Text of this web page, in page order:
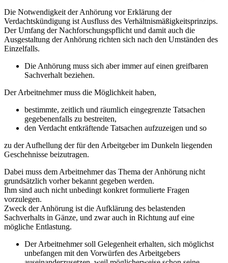
Die Notwendigkeit der Anhörung vor Erklärung der
Verdachtskündigung ist Ausfluss des Verhältnismäßigkeitsprinzips.
Der Umfang der Nachforschungspflicht und damit auch die
Ausgestaltung der Anhörung richten sich nach den Umständen des
Einzelfalls.
Die Anhörung muss sich aber immer auf einen greifbaren
Sachverhalt beziehen.
Der Arbeitnehmer muss die Möglichkeit haben,
bestimmte, zeitlich und räumlich eingegrenzte Tatsachen
gegebenenfalls zu bestreiten,
den Verdacht entkräftende Tatsachen aufzuzeigen und so
zu der Aufhellung der für den Arbeitgeber im Dunkeln liegenden
Geschehnisse beizutragen.
Dabei muss dem Arbeitnehmer das Thema der Anhörung nicht
grundsätzlich vorher bekannt gegeben werden.
Ihm sind auch nicht unbedingt konkret formulierte Fragen
vorzulegen.
Zweck der Anhörung ist die Aufklärung des belastenden
Sachverhalts in Gänze, und zwar auch in Richtung auf eine
mögliche Entlastung.
Der Arbeitnehmer soll Gelegenheit erhalten, sich möglichst
unbefangen mit den Vorwürfen des Arbeitgebers